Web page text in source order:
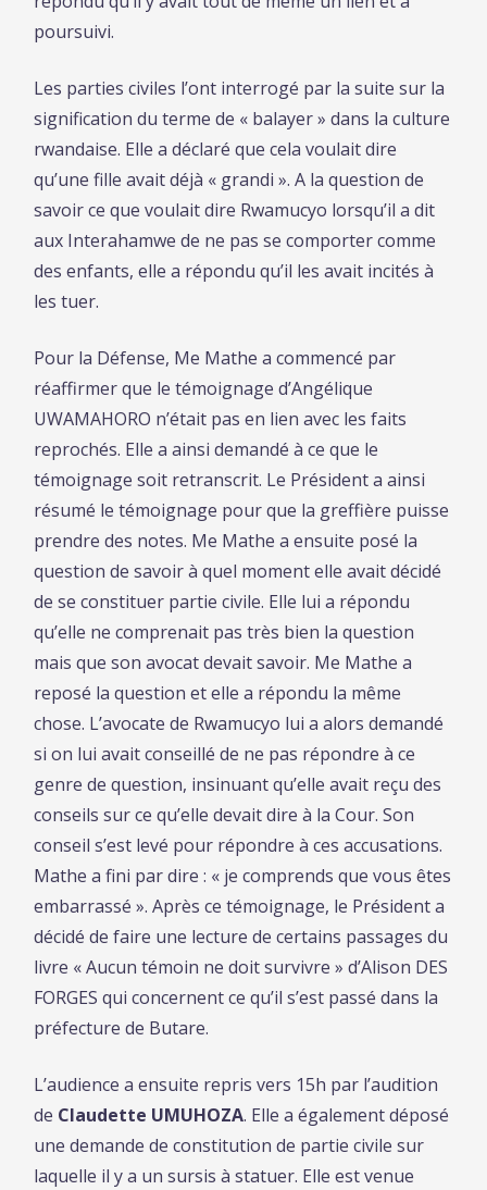
poursuivi.
Les parties civiles l’ont interrogé par la suite sur la
signification du terme de « balayer » dans la culture
rwandaise. Elle a déclaré que cela voulait dire
qu’une fille avait déjà « grandi ». A la question de
savoir ce que voulait dire Rwamucyo lorsqu’il a dit
aux Interahamwe de ne pas se comporter comme
des enfants, elle a répondu qu’il les avait incités à
les tuer.
Pour la Défense, Me Mathe a commencé par
réaffirmer que le témoignage d’Angélique
UWAMAHORO n’était pas en lien avec les faits
reprochés. Elle a ainsi demandé à ce que le
témoignage soit retranscrit. Le Président a ainsi
résumé le témoignage pour que la greffière puisse
prendre des notes. Me Mathe a ensuite posé la
question de savoir à quel moment elle avait décidé
de se constituer partie civile. Elle lui a répondu
qu’elle ne comprenait pas très bien la question
mais que son avocat devait savoir. Me Mathe a
reposé la question et elle a répondu la même
chose. L’avocate de Rwamucyo lui a alors demandé
si on lui avait conseillé de ne pas répondre à ce
genre de question, insinuant qu’elle avait reçu des
conseils sur ce qu’elle devait dire à la Cour. Son
conseil s’est levé pour répondre à ces accusations.
Mathe a fini par dire : « je comprends que vous êtes
embarrassé ». Après ce témoignage, le Président a
décidé de faire une lecture de certains passages du
livre « Aucun témoin ne doit survivre » d’Alison DES
FORGES qui concernent ce qu’il s’est passé dans la
préfecture de Butare.
L’audience a ensuite repris vers 15h par l’audition
de Claudette UMUHOZA. Elle a également déposé
une demande de constitution de partie civile sur
laquelle il y a un sursis à statuer. Elle est venue